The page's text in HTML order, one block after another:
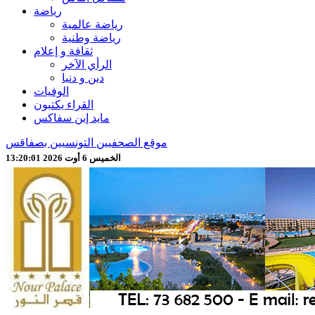
رياضة
رياضة عالمية
رياضة وطنية
ثقافة و إعلام
الرأي الآخر
دين و دنيا
الوفيات
القراء يكتبون
مايد إين سفاكس
موقع الصحفيين التونسيين بصفاقس
الخميس 6 أوت 2026 13:20:03